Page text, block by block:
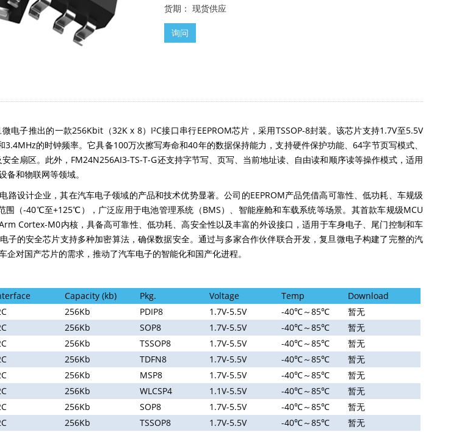
货期： 现货供应
询问
电子推出的一款256Kbit（32K x 8）I²C接口串行EEPROM芯片，采用TSSOP-8封装。该芯片支持1.7V至5.5V
的时钟频率。它具备100万次擦写寿命和40年的数据保持能力，支持硬件保护功能、64字节页写模式、
全扇区。此外，FM24N256AI3-TS-T-G还支持字节写、页写、当前地址读、自由读和顺序读等操作模式，适用
备和物联网等领域。
路设计企业，其在汽车电子领域的产品和技术优势显著。公司的EEPROM产品凭借高可靠性、低功耗、车规级
围（-40℃至+125℃），广泛应用于电池管理系统（BMS）、智能座舱和车载系统等场景。其首款车规级MCU
Cortex-M0内核，具备高可靠性、低功耗、高安全性以及丰富的外设接口，适用于车身电子、尾门控制和车
子的安全芯片支持多种加密算法，确保数据安全。通过与多家合作伙伴联合开发，复旦微电子构建了完整的汽
企对国产芯片的需求，推动了汽车电子的智能化和国产化进程。
Capacity (kb) Pkg. Voltage Temp
Download
256Kb PDIP8 1.7V-5.5V -40℃～85℃
暂无
256Kb SOP8 1.7V-5.5V -40℃～85℃
暂无
256Kb TSSOP8 1.7V-5.5V -40℃～85℃
暂无
256Kb TDFN8 1.7V-5.5V -40℃～85℃
暂无
256Kb MSP8 1.7V-5.5V -40℃～85℃
暂无
256Kb WLCSP4 1.1V-5.5V -40℃～85℃
暂无
256Kb SOP8 1.7V-5.5V -40℃～85℃
暂无
256Kb TSSOP8 1.7V-5.5V -40℃～85℃
暂无